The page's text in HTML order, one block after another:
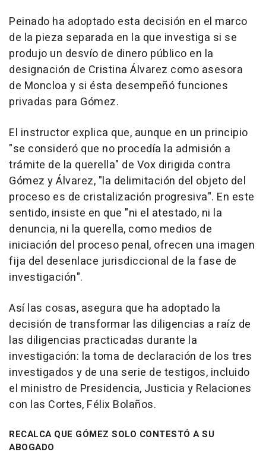
Peinado ha adoptado esta decisión en el marco
de la pieza separada en la que investiga si se
produjo un desvío de dinero público en la
designación de Cristina Álvarez como asesora
de Moncloa y si ésta desempeñó funciones
privadas para Gómez.
El instructor explica que, aunque en un principio
"se consideró que no procedía la admisión a
trámite de la querella" de Vox dirigida contra
Gómez y Álvarez, "la delimitación del objeto del
proceso es de cristalización progresiva". En este
sentido, insiste en que "ni el atestado, ni la
denuncia, ni la querella, como medios de
iniciación del proceso penal, ofrecen una imagen
fija del desenlace jurisdiccional de la fase de
investigación".
Así las cosas, asegura que ha adoptado la
decisión de transformar las diligencias a raíz de
las diligencias practicadas durante la
investigación: la toma de declaración de los tres
investigados y de una serie de testigos, incluido
el ministro de Presidencia, Justicia y Relaciones
con las Cortes, Félix Bolaños.
RECALCA QUE GÓMEZ SOLO CONTESTÓ A SU
ABOGADO